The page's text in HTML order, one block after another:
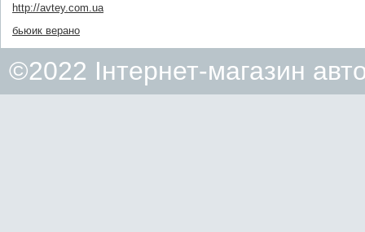
http://avtey.com.ua
бьюик верано
©2022 Інтернет-магазин